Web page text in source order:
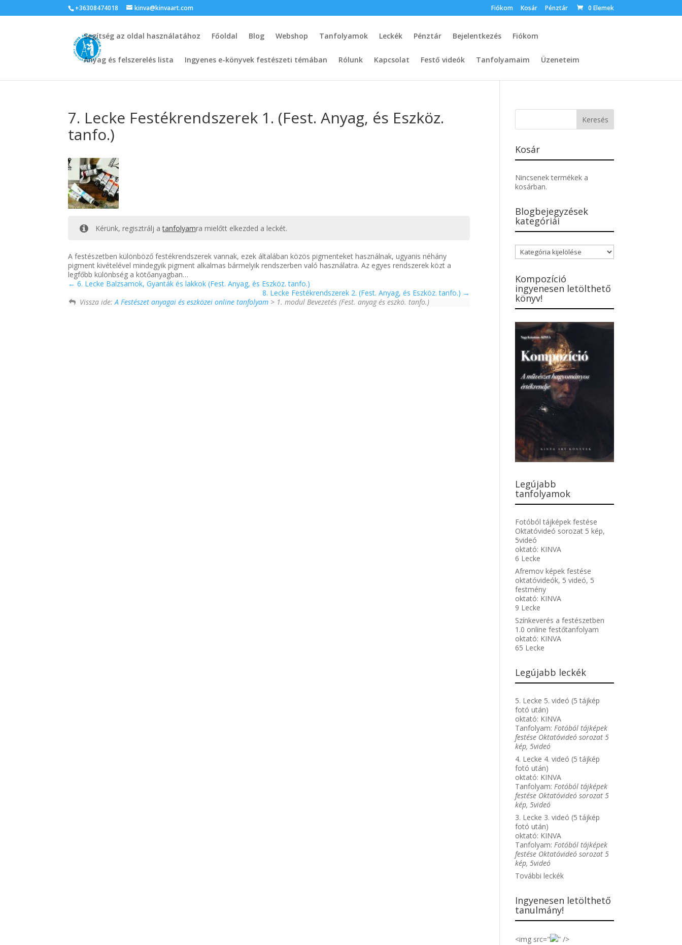
+36308474018 kinva@kinvaart.com Fiókom Kosár Pénztár 0 Elemek
Segítség az oldal használatához Főoldal Blog Webshop Tanfolyamok Leckék Pénztár Bejelentkezés Fiókom
Anyag és felszerelés lista Ingyenes e-könyvek festészeti témában Rólunk Kapcsolat Festő videók Tanfolyamaim Üzeneteim
7. Lecke Festékrendszerek 1. (Fest. Anyag, és Eszköz.
tanfo.)
Kérünk, regisztrálj atanfolyamra mielőtt elkezded a leckét.
A festészetben különböző festékrendszerek vannak, ezek általában közös pigmenteket használnak, ugyanis néhány
pigment kivételével mindegyik pigment alkalmas bármelyik rendszerben való használatra. Az egyes rendszerek közt a
legfőbb különbség a kötőanyagban…
6. Lecke Balzsamok, Gyanták és lakkok (Fest. Anyag, és Eszköz. tanfo.)
8. Lecke Festékrendszerek 2. (Fest. Anyag, és Eszköz. tanfo.)
Vissza ide:A Festészet anyagai és eszközei online tanfolyam > 1. modul Bevezetés (Fest. anyag és eszkö. tanfo.)
Kosár
Nincsenek termékek a
kosárban.
Blogbejegyzések
kategóriái
Blogbejegyzések
kategóriái
Kompozíció
ingyenesen letölthető
könyv!
Legújabb
tanfolyamok
Fotóból tájképek festése
Oktatóvideó sorozat 5 kép,
5videó
oktató: KINVA
6 Lecke
Afremov képek festése
oktatóvideók, 5 videó, 5
festmény
oktató: KINVA
9 Lecke
Színkeverés a festészetben
1.0 online festőtanfolyam
oktató: KINVA
65 Lecke
Legújabb leckék
5. Lecke 5. videó (5 tájkép
fotó után)
oktató: KINVA
Tanfolyam:Fotóból tájképek
festése Oktatóvideó sorozat 5
kép, 5videó
4. Lecke 4. videó (5 tájkép
fotó után)
oktató: KINVA
Tanfolyam:Fotóból tájképek
festése Oktatóvideó sorozat 5
kép, 5videó
3. Lecke 3. videó (5 tájkép
fotó után)
oktató: KINVA
Tanfolyam:Fotóból tájképek
festése Oktatóvideó sorozat 5
kép, 5videó
További leckék
Ingyenesen letölthető
tanulmány!
<img src=" ” />